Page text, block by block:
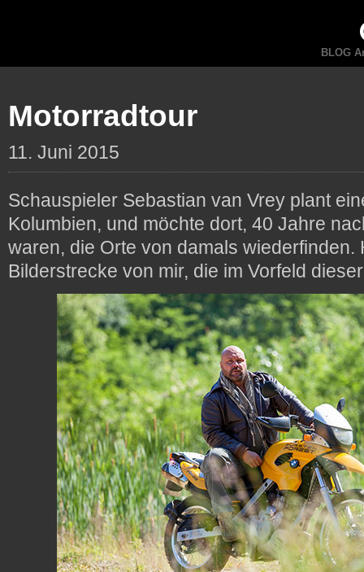
BLOG
Motorradtour
11. Juni 2015
Schauspieler Sebastian van Vrey plant
Kolumbien, und möchte dort, 40 Jahre
waren, die Orte von damals wiederfinden.
Bilderstrecke von mir, die im Vorfeld